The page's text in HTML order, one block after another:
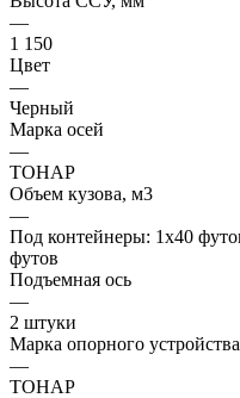
—
1 150
Цвет
—
Черный
Марка осей
—
ТОНАР
Объем кузова, м3
—
Под контейнеры: 1x40
футов
Подъемная ось
—
2 штуки
Марка опорного устройства
—
ТОНАР